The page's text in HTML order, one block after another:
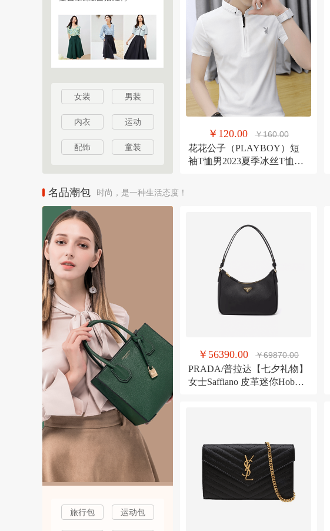
女装 男装
内衣 运动
配饰 童装
￥120.00 ￥160.00
花花公子（PLAYBOY）短
袖T恤男2023夏季冰丝T恤男
名品潮包 时尚，是一种生活态度！
旅行包 运动包
￥56390.00 ￥69870.00
PRADA/普拉达【七夕礼物】
女士Saffiano 皮革迷你Hobo